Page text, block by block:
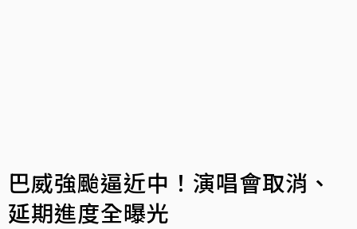
巴威強颱逼近中！演唱會取消、
延期進度全曝光